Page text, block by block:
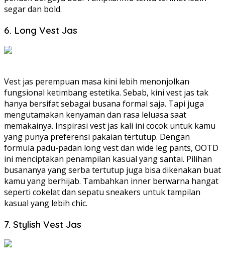
segar dan bold.
6. Long Vest Jas
Vest jas perempuan masa kini lebih menonjolkan
fungsional ketimbang estetika. Sebab, kini vest jas tak
hanya bersifat sebagai busana formal saja. Tapi juga
mengutamakan kenyaman dan rasa leluasa saat
memakainya. Inspirasi vest jas kali ini cocok untuk kamu
yang punya preferensi pakaian tertutup. Dengan
formula padu-padan long vest dan wide leg pants, OOTD
ini menciptakan penampilan kasual yang santai. Pilihan
busananya yang serba tertutup juga bisa dikenakan buat
kamu yang berhijab. Tambahkan inner berwarna hangat
seperti cokelat dan sepatu sneakers untuk tampilan
kasual yang lebih chic.
7. Stylish Vest Jas